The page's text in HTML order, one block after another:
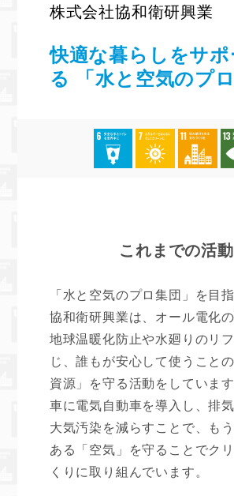
株式会社協和衛研興業
快適な暮らしをサ
る 「水と空気のプロ
これまでの活動
「水と空気のプロ集団」を目
協和衛研興業は、オール電化
地球温暖化防止や水廻りのリ
じ、誰もが安心して使うこと
資源」を守る活動をしていま
車に電気自動車を導入し、排
大気汚染を減らすことで、も
ある「空気」を守ることでク
くりに取り組んでいます。